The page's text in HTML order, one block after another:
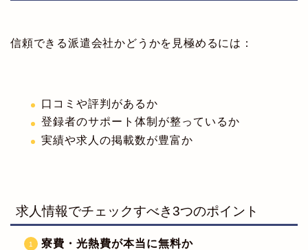
信頼できる派遣会社かどうかを見極めるには：
口コミや評判があるか
登録者のサポート体制が整っているか
実績や求人の掲載数が豊富か
求人情報でチェックすべき3つのポイント
寮費・光熱費が本当に無料か